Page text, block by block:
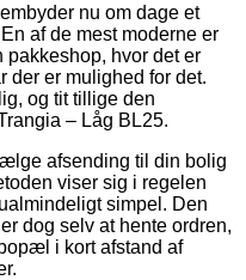
nu om dage et
af de mest moderne er
pakkeshop, hvor det er
der er mulighed for det.
og tit tillige den
– Låg BL25.
afsending til din bolig
viser sig i regelen
simpel. Den
dog selv at hente ordren,
i kort afstand af